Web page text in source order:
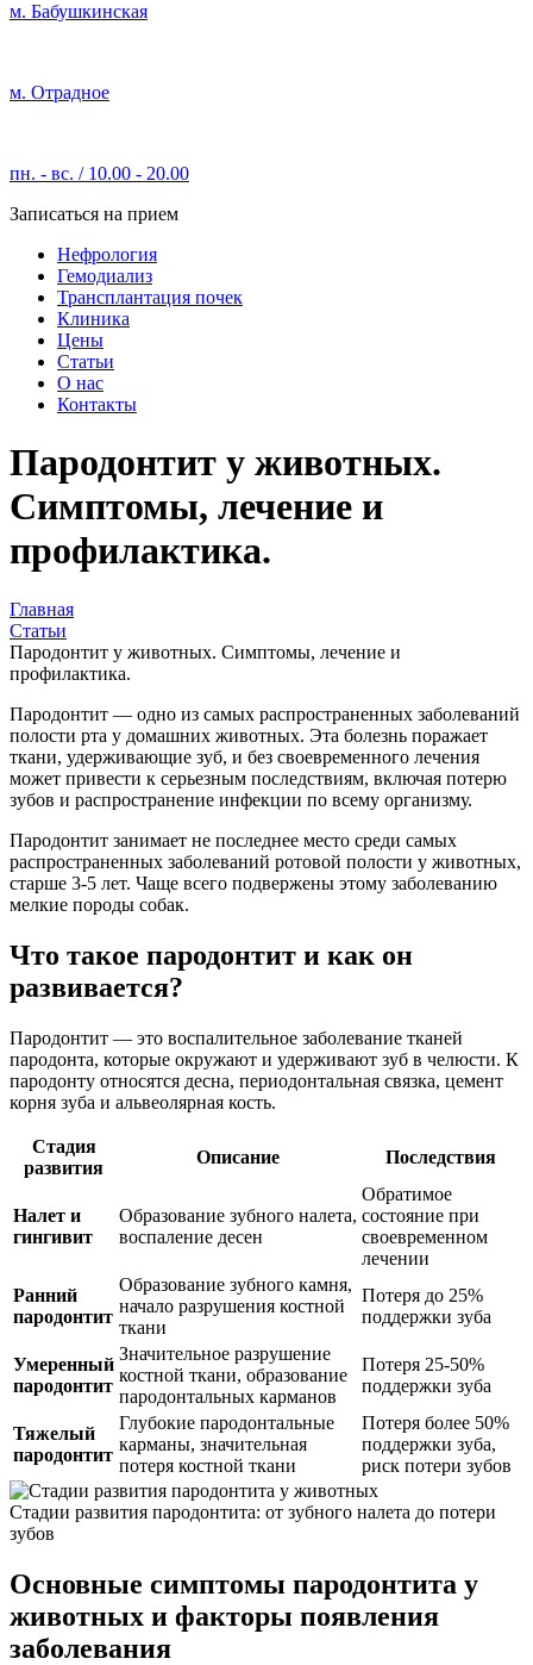
м. Бабушкинская
м. Отрадное
пн. - вс. / 10.00 - 20.00
Записаться на прием
Нефрология
Гемодиализ
Трансплантация почек
Клиника
Цены
Статьи
О нас
Контакты
Пародонтит у животных.
Симптомы, лечение и
профилактика.
Главная
Статьи
Пародонтит у животных. Симптомы, лечение и
профилактика.
Пародонтит — одно из самых распространенных заболеваний
полости рта у домашних животных. Эта болезнь поражает
ткани, удерживающие зуб, и без своевременного лечения
может привести к серьезным последствиям, включая потерю
зубов и распространение инфекции по всему организму.
Пародонтит занимает не последнее место среди самых
распространенных заболеваний ротовой полости у животных,
старше 3-5 лет. Чаще всего подвержены этому заболеванию
мелкие породы собак.
Что такое пародонтит и как он
развивается?
Пародонтит — это воспалительное заболевание тканей
пародонта, которые окружают и удерживают зуб в челюсти. К
пародонту относятся десна, периодонтальная связка, цемент
корня зуба и альвеолярная кость.
Стадия
развития
Описание Последствия
Налет и
гингивит
Образование зубного налета,
воспаление десен
Обратимое
состояние при
своевременном
лечении
Ранний
пародонтит
Образование зубного камня,
начало разрушения костной
ткани
Потеря до 25%
поддержки зуба
Умеренный
пародонтит
Значительное разрушение
костной ткани, образование
пародонтальных карманов
Потеря 25-50%
поддержки зуба
Тяжелый
пародонтит
Глубокие пародонтальные
карманы, значительная
потеря костной ткани
Потеря более 50%
поддержки зуба,
риск потери зубов
Стадии развития пародонтита: от зубного налета до потери
зубов
Основные симптомы пародонтита у
животных и факторы появления
заболевания